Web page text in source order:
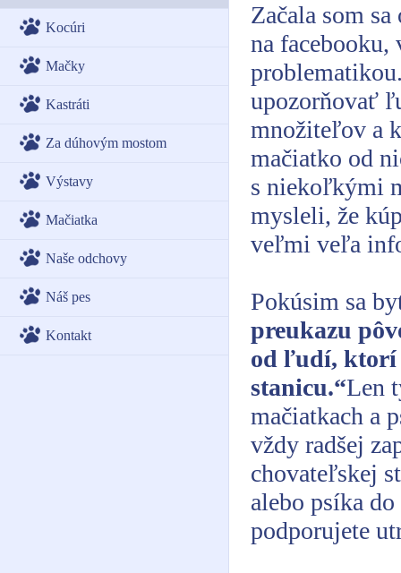
Kocúri
Mačky
Kastráti
Za dúhovým mostom
Výstavy
Mačiatka
Naše odchovy
Náš pes
Kontakt
Začala som
na facebooku,
upozorňovať
množiteľov a
mačiatko od
s niekoľkými
mysleli, že
veľmi veľa
Pokúsim sa
preukazu
od ľudí, ktorí
stanicu.“Len
mačiatkach a
vždy radšej
chovateľskej
alebo psíka
podporujete